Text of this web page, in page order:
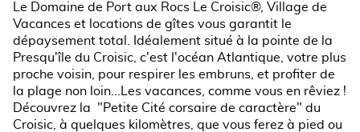
Le Domaine de Port aux Rocs Le Croisic®, Village de
Vacances et locations de gîtes vous garantit le
dépaysement total. Idéalement situé à la pointe de la
Presqu'île du Croisic, c'est l'océan Atlantique, votre plus
proche voisin, pour respirer les embruns, et profiter de
la plage non loin...Les vacances, comme vous en rêviez !
Découvrez la "Petite Cité corsaire de caractère" du
Croisic, à quelques kilomètres, que vous ferez à pied ou